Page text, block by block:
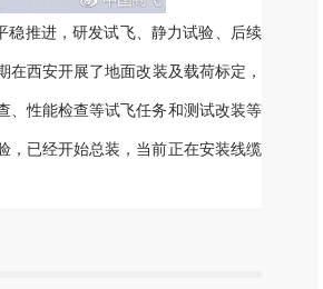
稳推进，研发试飞、静力试验、后续
西安开展了地面改装及载荷标定，
、性能检查等试飞任务和测试改装等
，已经开始总装，当前正在安装线缆